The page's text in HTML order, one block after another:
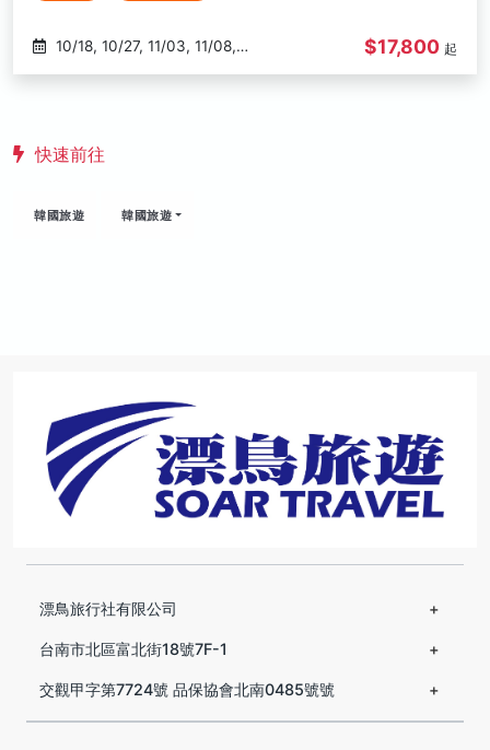
快速前往
韓國旅遊 韓國旅遊
11/10, 11/15, 11/17, 11/22, 11/24,
01/17, 01/24, 02/14, 02/16, 02/21,
$17,800 起
漂鳥旅行社有限公司
台南市北區富北街18號7F-1
交觀甲字第7724號 品保協會北南0485號號